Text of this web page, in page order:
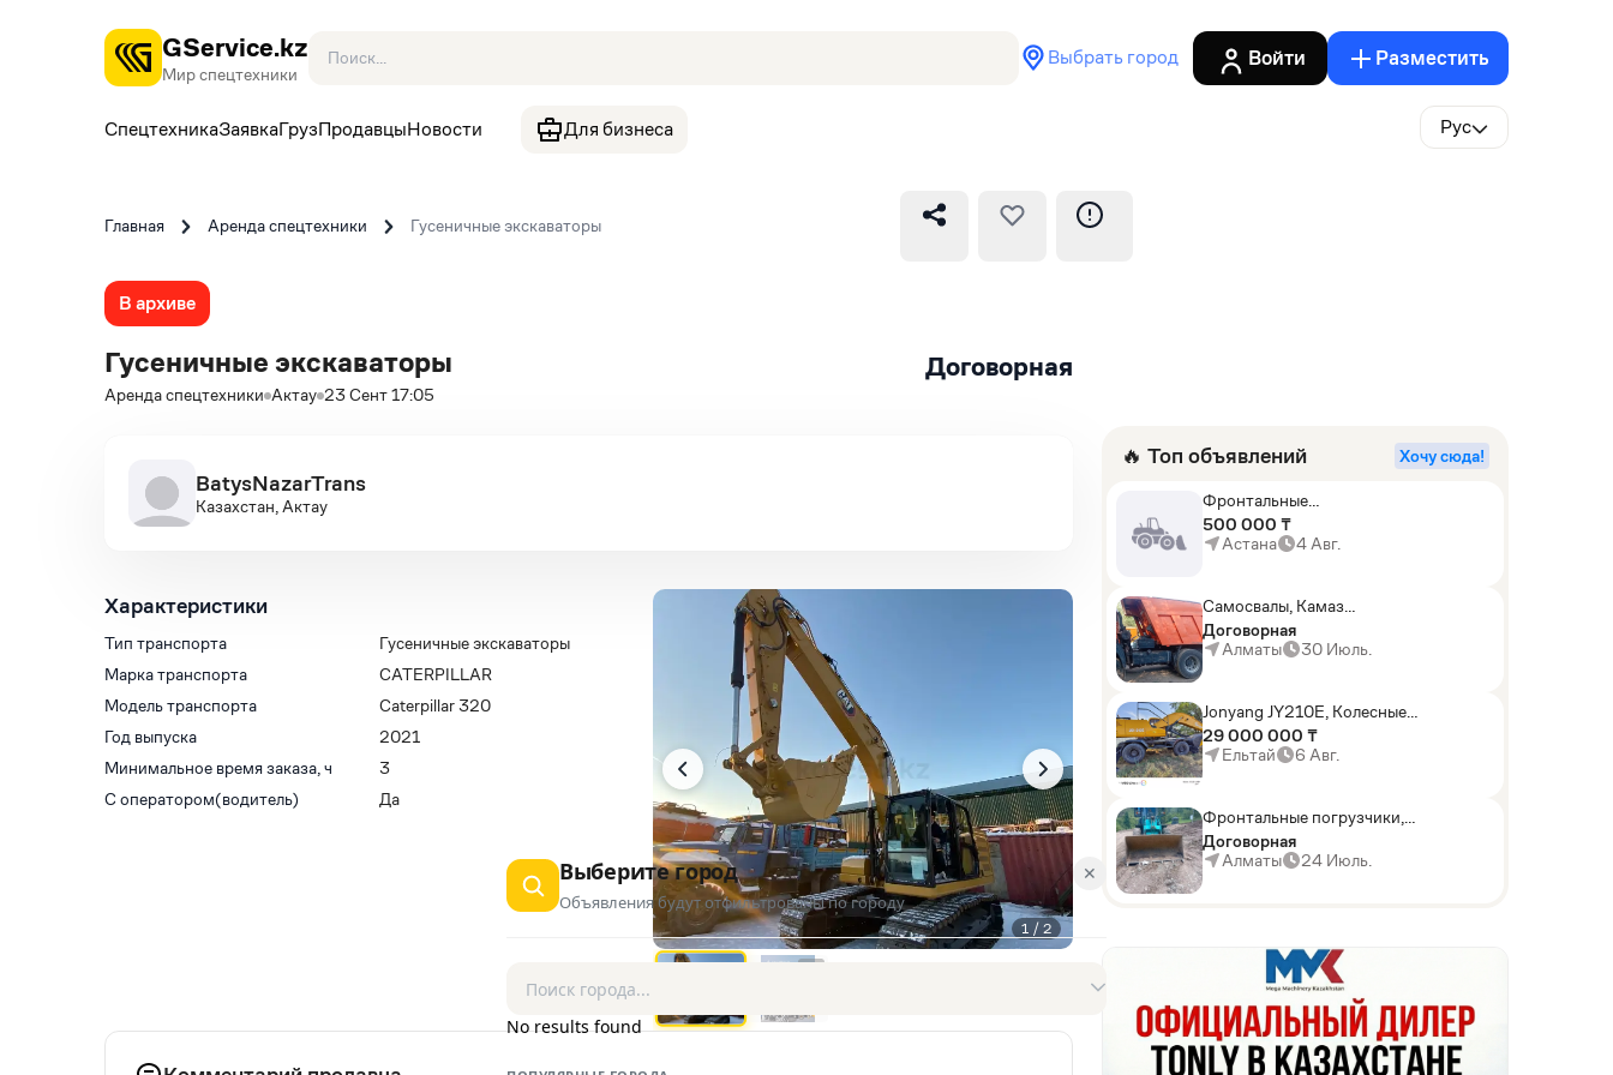
GService.kz
Мир спецтехники
Выбрать город Войти Разместить
СпецтехникаЗаявкаГрузПродавцыНовости Для бизнеса Рус
Главная Аренда спецтехники Гусеничные экскаваторы
В архиве
Гусеничные экскаваторы
Аренда спецтехники Актау 23 Сент 17:05
Договорная
BatysNazarTrans
Казахстан, Актау
Характеристики
Тип транспорта
Гусеничные экскаваторы
Марка транспорта
CATERPILLAR
Модель транспорта
Caterpillar 320
Год выпуска
2021
Минимальное время заказа, ч
3
С оператором(водитель)
Да
1 / 2
AD
🔥 Топ объявлений Хочу сюда!
Фронтальные
погрузчики,Экскаваторы-
погрузчики,Мини-
погрузчики,Горные
500 000 ₸
Астана
4 Авг.
Самосвалы, Камаз
АГП-29РТ (шасси
KАМАЗ-43114 6x6)
Договорная
Алматы
30 Июль.
Jonyang JY210E, Колесные
экскаваторы
29 000 000 ₸
Ельтай
6 Авг.
Фронтальные погрузчики,
Sunward ZYJ 320
Договорная
Алматы
24 Июль.
✕
Выберите город
Объявления будут отфильтрованы по городу
No results found